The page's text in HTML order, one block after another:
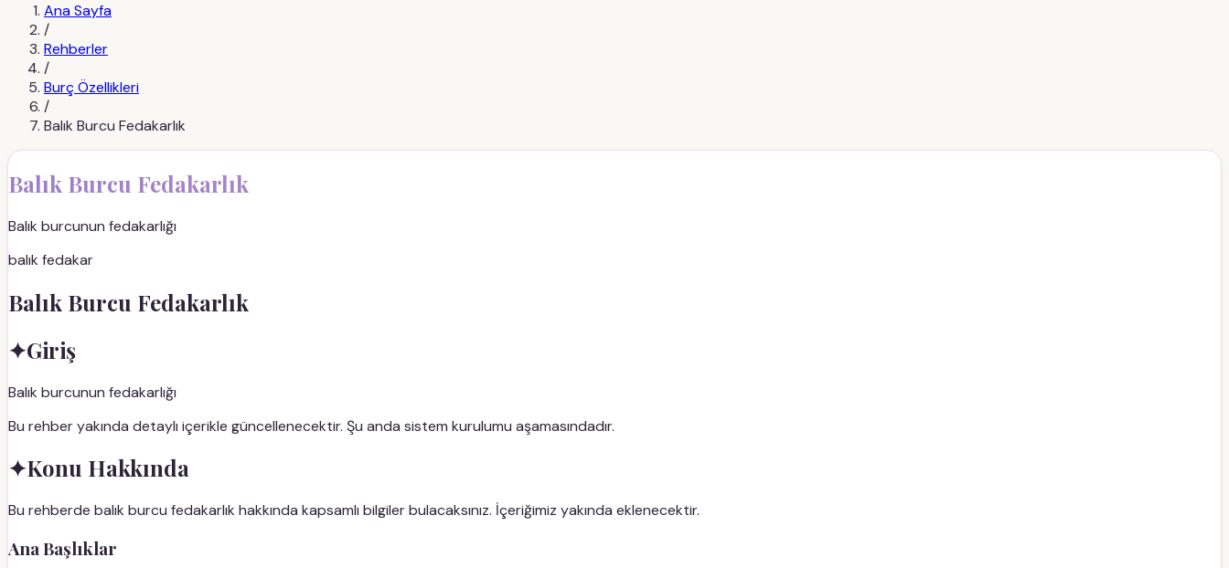
Ana Sayfa
/
Rehberler
/
Burç Özellikleri
/
Balık Burcu Fedakarlık
Balık Burcu Fedakarlık
Balık burcunun fedakarlığı
balık fedakar
Balık Burcu Fedakarlık
✦Giriş
Balık burcunun fedakarlığı
Bu rehber yakında detaylı içerikle güncellenecektir. Şu anda sistem kurulumu aşamasındadır.
✦Konu Hakkında
Bu rehberde balık burcu fedakarlık hakkında kapsamlı bilgiler bulacaksınız. İçeriğimiz yakında eklenecektir.
Ana Başlıklar